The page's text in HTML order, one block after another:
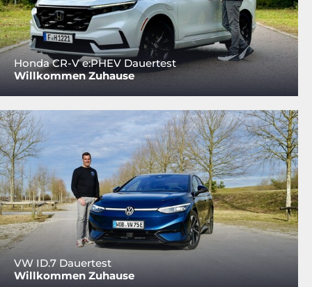
Honda CR-V e:PHEV Dauertest
Willkommen Zuhause
VW ID.7 Dauertest
Willkommen Zuhause